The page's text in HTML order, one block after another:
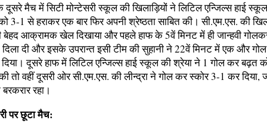
मैच में सिटी मोन्टेसरी स्कूल की खिलाड़ियों ने लिटिल एन्जिल्स हाई
3-1 से हराकर एक बार फिर अपनी श्रेष्ठता साबित की। सी.एम.एस. की
बेहद आक्रामक खेल दिखाया और पहले हाफ के 5वें मिनट में ही जान्हवी
दी और इसके उपरान्त इसी टीम की सुहानी ने 22वें मिनट में एक और
दूसरे हाफ में लिटिल एन्जिल्स हाई स्कूल की श्रेया ने 1 गोल कर बढ़त
तो वहीं दूसरी ओर सी.एम.एस. की लीन्द्रा ने गोल कर स्कोर 3-1 कर
रहा।
पर छूटा मैच: